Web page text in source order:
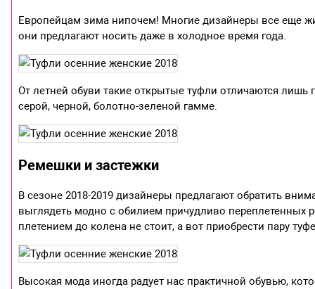
Европейцам зима нипочем! Многие дизайнеры все еще
они предлагают носить даже в холодное время года.
От летней обуви такие открытые туфли отличаются
серой, черной, болотно-зеленой гамме.
Ремешки и застежки
В сезоне 2018-2019 дизайнеры предлагают обратить
выглядеть модно с обилием причудливо переплетенных
плетением до колена не стоит, а вот приобрести пару
Высокая мода иногда радует нас практичной обувью,